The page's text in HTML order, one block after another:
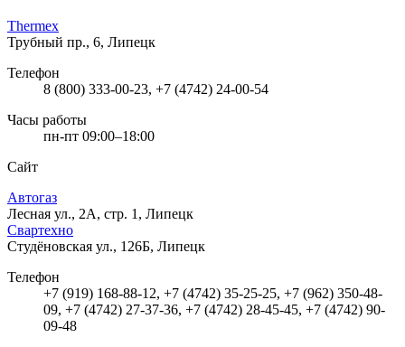
Thermex
Трубный пр., 6, Липецк
Телефон
8 (800) 333-00-23, +7 (4742) 24-00-54
Часы работы
пн-пт 09:00–18:00
Сайт
Автогаз
Лесная ул., 2А, стр. 1, Липецк
Свартехно
Студёновская ул., 126Б, Липецк
Телефон
+7 (919) 168-88-12, +7 (4742) 35-25-25, +7 (962) 350-48-
09, +7 (4742) 27-37-36, +7 (4742) 28-45-45, +7 (4742) 90-
09-48